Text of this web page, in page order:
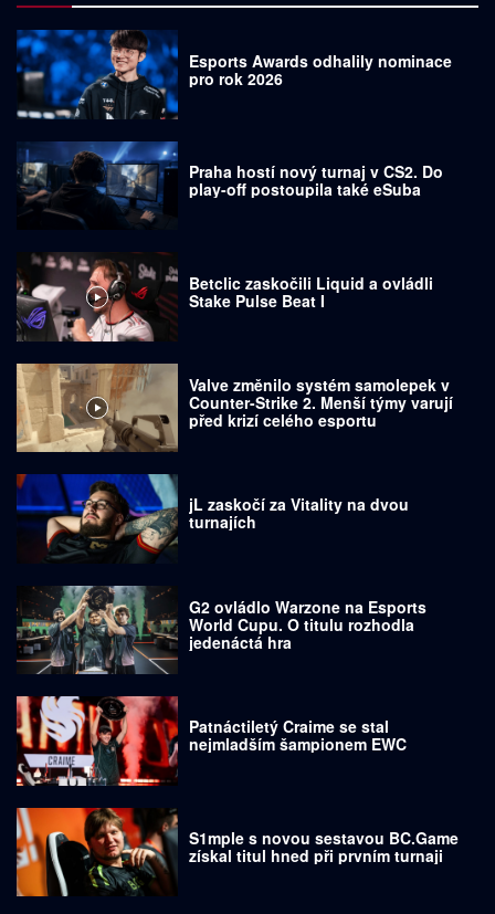
Esports Awards odhalily nominace
pro rok 2026
Praha hostí nový turnaj v CS2. Do
play-off postoupila také eSuba
Betclic zaskočili Liquid a ovládli
Stake Pulse Beat I
Valve změnilo systém samolepek v
Counter-Strike 2. Menší týmy varují
před krizí celého esportu
jL zaskočí za Vitality na dvou
turnajích
G2 ovládlo Warzone na Esports
World Cupu. O titulu rozhodla
jedenáctá hra
Patnáctiletý Craime se stal
nejmladším šampionem EWC
S1mple s novou sestavou BC.Game
získal titul hned při prvním turnaji